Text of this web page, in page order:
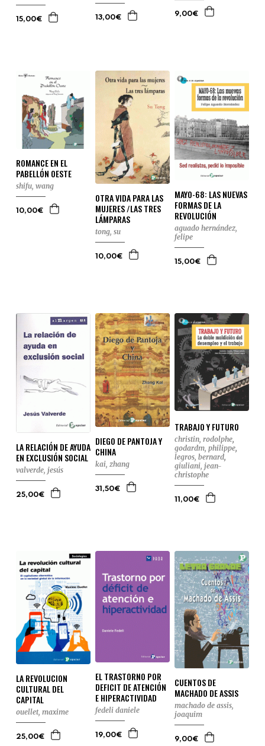
15,00€ 13,00€
9,00€
ROMANCE EN EL
PABELLÓN OESTE
shifu, wang
10,00€
OTRA VIDA PARA LAS
MUJERES /LAS TRES
LÁMPARAS
tong, su
10,00€
MAYO-68: LAS NUEVAS
FORMAS DE LA
REVOLUCIÓN
aguado hernández,
felipe
15,00€
LA RELACIÓN DE AYUDA
EN EXCLUSIÓN SOCIAL
valverde, jesús
25,00€
DIEGO DE PANTOJA Y
CHINA
kai, zhang
31,50€
TRABAJO Y FUTURO
christin, rodolphe,
godardm, philippe,
legros, bernard,
giuliani, jean-
christophe
11,00€
LA REVOLUCION
CULTURAL DEL
CAPITAL
ouellet, maxime
25,00€
EL TRASTORNO POR
DEFICIT DE ATENCIÓN
E HIPERACTIVIDAD
fedeli daniele
19,00€
CUENTOS DE
MACHADO DE ASSIS
machado de assis,
joaquim
9,00€